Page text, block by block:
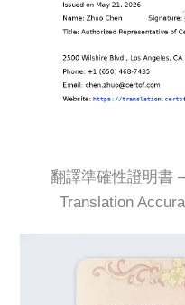
翻譯準確性證明書
Translation